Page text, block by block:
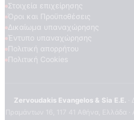
Στοιχεία επιχείρησης
Όροι και Προϋποθέσεις
Δικαίωμα υπαναχώρησης
Έντυπο υπαναχώρησης
Πολιτική απορρήτου
Πολιτική Cookies
Zervoudakis Evangelos & Sia E.E.